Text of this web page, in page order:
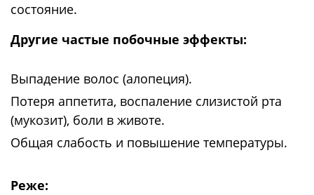
состояние.
Другие частые побочные эффекты:
Выпадение волос (алопеция).
Потеря аппетита, воспаление слизистой рта
(мукозит), боли в животе.
Общая слабость и повышение температуры.
Реже: